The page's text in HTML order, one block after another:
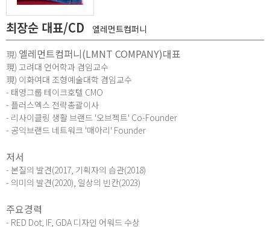
최장순 대표/CD 엘레먼트컴퍼니
現) 엘레먼트컴퍼니(LMNT COMPANY)대표
現) 고려대 언어학과 겸임교수
現) 이화여대 조형예술대학 겸임교수
- 태영그룹 테이크호텔 CMO
- 플러스엑스 전략총괄이사
- 리사이클링 생활 브랜드 '오브젝트' Co-Founder
- 공익브랜드 네트워크 '매아리' Founder
저서
- 본질의 발견(2017, 기획자의 습관(2018)
- 의미의 발견(2020), 일상의 빈칸(2023)
주요경력
- RED Dot, IF, GDA 디자인 어워드 수상